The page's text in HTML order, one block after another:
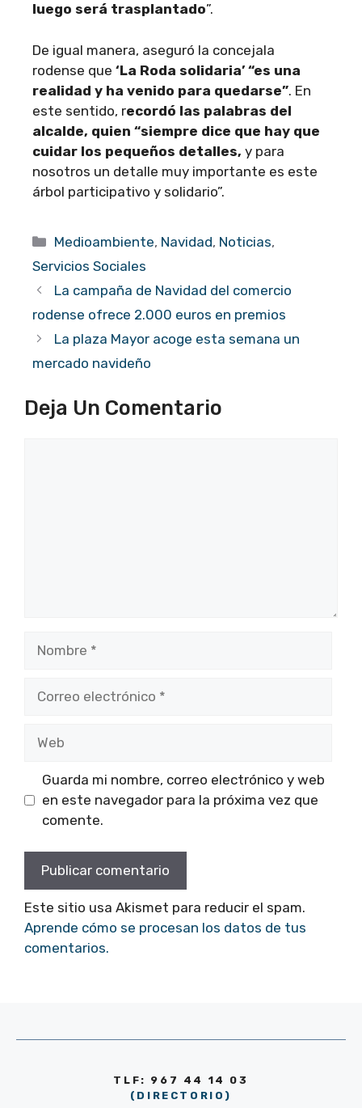
luego será trasplantado”.
De igual manera, aseguró la concejala
rodense que ‘La Roda solidaria’ “es una
realidad y ha venido para quedarse”. En
este sentido, recordó las palabras del
alcalde, quien “siempre dice que hay que
cuidar los pequeños detalles, y para
nosotros un detalle muy importante es este
árbol participativo y solidario”.
Categorías
Medioambiente, Navidad, Noticias,
Servicios Sociales
La campaña de Navidad del comercio
rodense ofrece 2.000 euros en premios
La plaza Mayor acoge esta semana un
mercado navideño
Deja Un Comentario
Guarda mi nombre, correo electrónico y web
en este navegador para la próxima vez que
comente.
Este sitio usa Akismet para reducir el spam.
Aprende cómo se procesan los datos de tus
comentarios.
TLF: 967 44 14 03
(DIRECTORIO)